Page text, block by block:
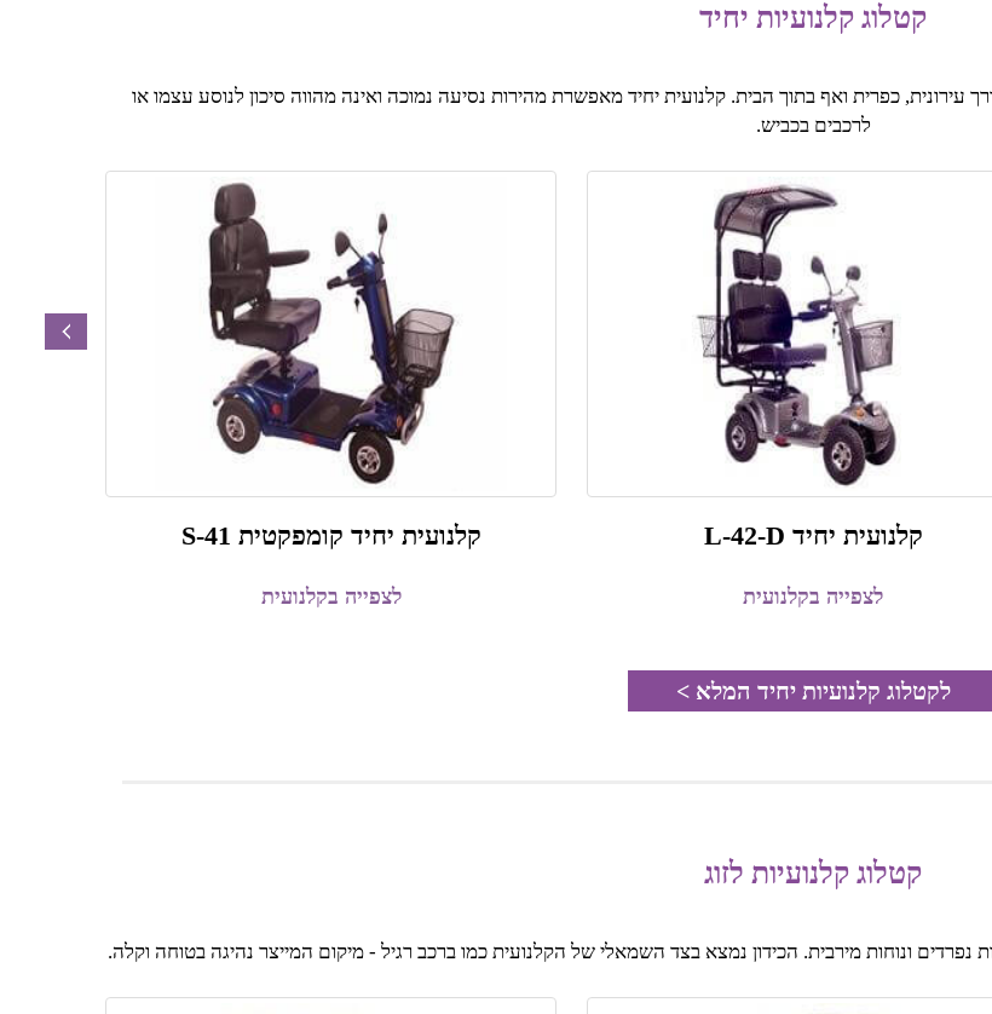
קטלוג קלנועיות יחיד
כפרית ואף בתוך הבית. קלנועית יחיד מאפשרת מהירות נסיעה נמוכה ואינה מהווה סיכון לנוסע עצמו או
לרכבים בכביש.
קלנועית יחיד L-42-D
לצפייה בקלנועית
קלנועית יחיד קומפקטית S-41
לצפייה בקלנועית
prev
לקטלוג קלנועיות יחיד המלא >
קטלוג קלנועיות לזוג
נפרדים ונוחות מירבית. הכידון נמצא בצד השמאלי של הקלנועית כמו ברכב רגיל - מיקום המייצר נהיגה בטוחה וקלה.